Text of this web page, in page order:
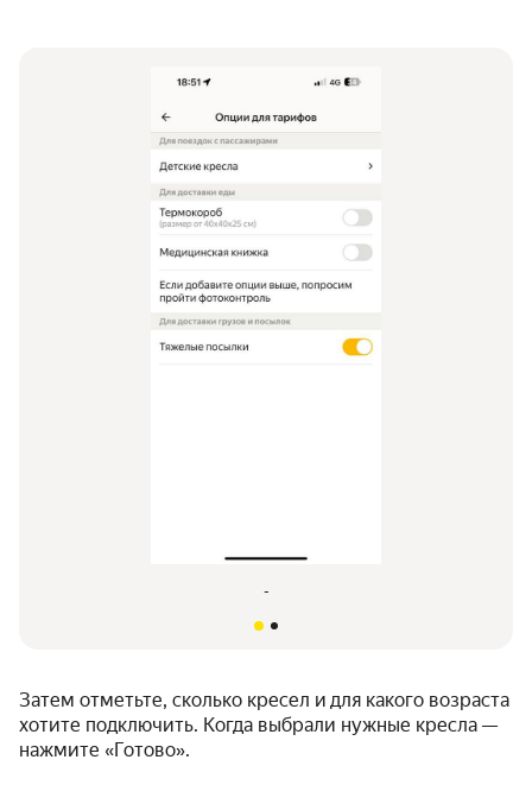
-
Затем отметьте, сколько кресел и для какого возраста
хотите подключить. Когда выбрали нужные кресла —
нажмите «Готово».